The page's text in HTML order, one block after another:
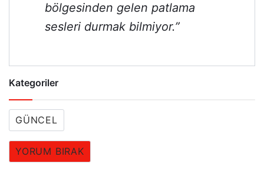
bölgesinden gelen patlama
sesleri durmak bilmiyor.”
Kategoriler
GÜNCEL
YORUM BIRAK